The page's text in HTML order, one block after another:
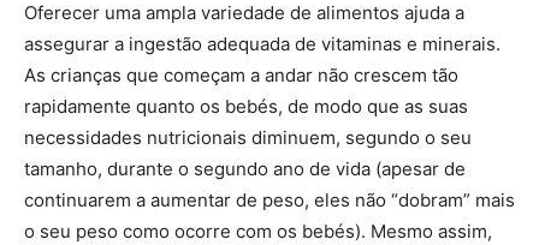
Oferecer uma ampla variedade de alimentos ajuda a
assegurar a ingestão adequada de vitaminas e minerais.
As crianças que começam a andar não crescem tão
rapidamente quanto os bebés, de modo que as suas
necessidades nutricionais diminuem, segundo o seu
tamanho, durante o segundo ano de vida (apesar de
continuarem a aumentar de peso, eles não “dobram” mais
o seu peso como ocorre com os bebés). Mesmo assim,